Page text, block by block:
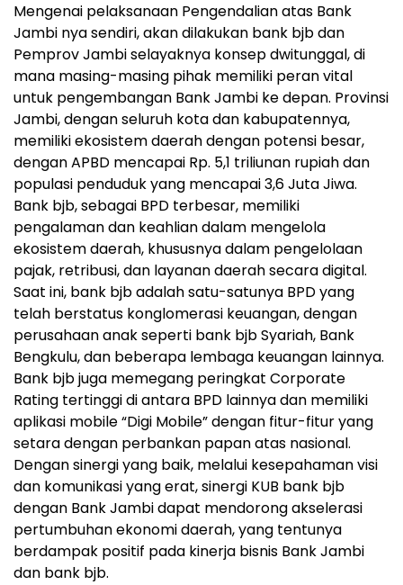
Mengenai pelaksanaan Pengendalian atas Bank
Jambi nya sendiri, akan dilakukan bank bjb dan
Pemprov Jambi selayaknya konsep dwitunggal, di
mana masing-masing pihak memiliki peran vital
untuk pengembangan Bank Jambi ke depan. Provinsi
Jambi, dengan seluruh kota dan kabupatennya,
memiliki ekosistem daerah dengan potensi besar,
dengan APBD mencapai Rp. 5,1 triliunan rupiah dan
populasi penduduk yang mencapai 3,6 Juta Jiwa.
Bank bjb, sebagai BPD terbesar, memiliki
pengalaman dan keahlian dalam mengelola
ekosistem daerah, khususnya dalam pengelolaan
pajak, retribusi, dan layanan daerah secara digital.
Saat ini, bank bjb adalah satu-satunya BPD yang
telah berstatus konglomerasi keuangan, dengan
perusahaan anak seperti bank bjb Syariah, Bank
Bengkulu, dan beberapa lembaga keuangan lainnya.
Bank bjb juga memegang peringkat Corporate
Rating tertinggi di antara BPD lainnya dan memiliki
aplikasi mobile “Digi Mobile” dengan fitur-fitur yang
setara dengan perbankan papan atas nasional.
Dengan sinergi yang baik, melalui kesepahaman visi
dan komunikasi yang erat, sinergi KUB bank bjb
dengan Bank Jambi dapat mendorong akselerasi
pertumbuhan ekonomi daerah, yang tentunya
berdampak positif pada kinerja bisnis Bank Jambi
dan bank bjb.